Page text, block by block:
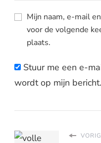
Mijn naam, e-mail
voor de volgende
plaats.
Stuur me een e-
wordt op mijn bericht.